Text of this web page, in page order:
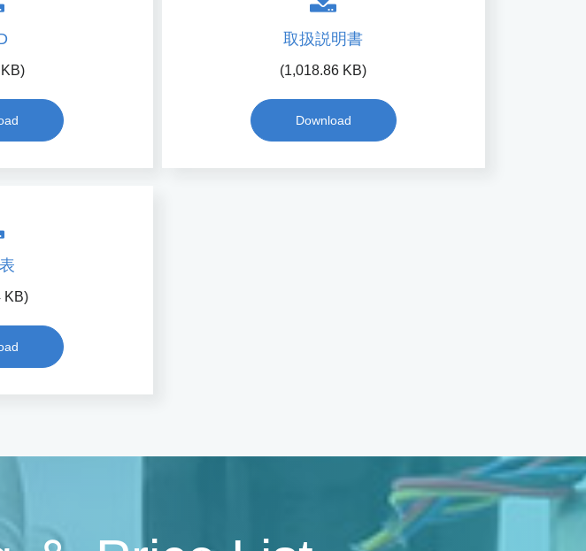
取扱説明書
(1,018.86 KB)
Download
KB)